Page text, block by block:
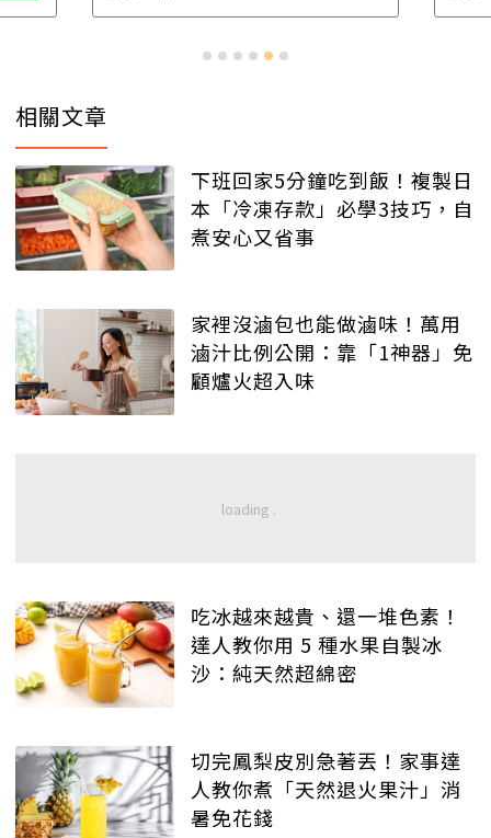
相關文章
下班回家5分鐘吃到飯！複製日
本「冷凍存款」必學3技巧，自
煮安心又省事
家裡沒滷包也能做滷味！萬用
滷汁比例公開：靠「1神器」免
顧爐火超入味
吃冰越來越貴、還一堆色素！
達人教你用 5 種水果自製冰
沙：純天然超綿密
切完鳳梨皮別急著丟！家事達
人教你煮「天然退火果汁」消
暑免花錢